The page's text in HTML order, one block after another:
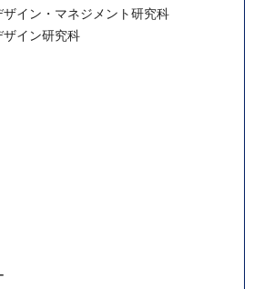
イン・マネジメント研究科
イン研究科